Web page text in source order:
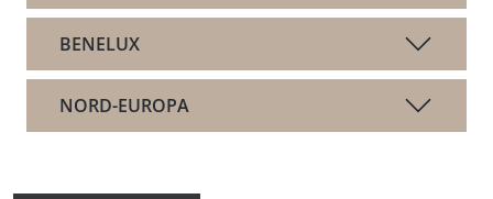
BENELUX
NORD-EUROPA